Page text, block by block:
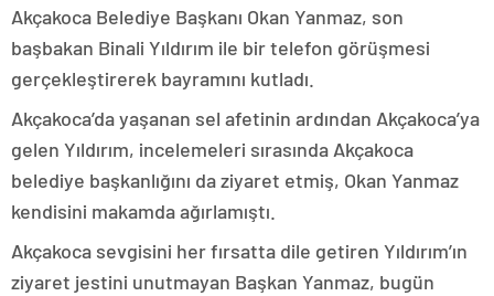
Akçakoca Belediye Başkanı Okan Yanmaz, son
başbakan Binali Yıldırım ile bir telefon görüşmesi
gerçekleştirerek bayramını kutladı.
Akçakoca’da yaşanan sel afetinin ardından Akçakoca’ya
gelen Yıldırım, incelemeleri sırasında Akçakoca
belediye başkanlığını da ziyaret etmiş, Okan Yanmaz
kendisini makamda ağırlamıştı.
Akçakoca sevgisini her fırsatta dile getiren Yıldırım’ın
ziyaret jestini unutmayan Başkan Yanmaz, bugün